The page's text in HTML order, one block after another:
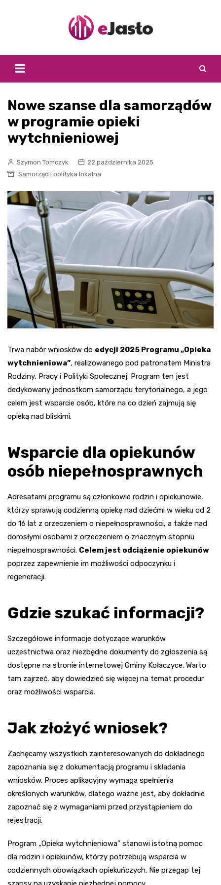
Nowe szanse dla samorządów
w programie opieki
wytchnieniowej
Szymon Tomczyk
22 października 2025
Samorząd i polityka lokalna
Trwa nabór wniosków do edycji 2025 Programu „Opieka
wytchnieniowa”, realizowanego pod patronatem Ministra
Rodziny, Pracy i Polityki Społecznej. Program ten jest
dedykowany jednostkom samorządu terytorialnego, a jego
celem jest wsparcie osób, które na co dzień zajmują się
opieką nad bliskimi.
Wsparcie dla opiekunów
osób niepełnosprawnych
Adresatami programu są członkowie rodzin i opiekunowie,
którzy sprawują codzienną opiekę nad dziećmi w wieku od 2
do 16 lat z orzeczeniem o niepełnosprawności, a także nad
dorosłymi osobami z orzeczeniem o znacznym stopniu
niepełnosprawności. Celem jest odciążenie opiekunów
poprzez zapewnienie im możliwości odpoczynku i
regeneracji.
Gdzie szukać informacji?
Szczegółowe informacje dotyczące warunków
uczestnictwa oraz niezbędne dokumenty do zgłoszenia są
dostępne na stronie internetowej Gminy Kołaczyce. Warto
tam zajrzeć, aby dowiedzieć się więcej na temat procedur
oraz możliwości wsparcia.
Jak złożyć wniosek?
Zachęcamy wszystkich zainteresowanych do dokładnego
zapoznania się z dokumentacją programu i składania
wniosków. Proces aplikacyjny wymaga spełnienia
określonych warunków, dlatego ważne jest, aby dokładnie
zapoznać się z wymaganiami przed przystąpieniem do
rejestracji.
Program „Opieka wytchnieniowa” stanowi istotną pomoc
dla rodzin i opiekunów, którzy potrzebują wsparcia w
codziennych obowiązkach opiekuńczych. Nie przegap tej